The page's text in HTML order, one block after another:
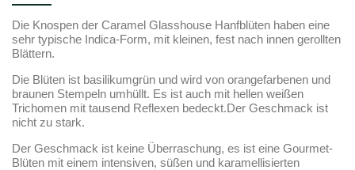
Die Knospen der Caramel Glasshouse Hanfblüten haben eine
sehr typische Indica-Form, mit kleinen, fest nach innen gerollten
Blättern.
Die Blüten ist basilikumgrün und wird von orangefarbenen und
braunen Stempeln umhüllt. Es ist auch mit hellen weißen
Trichomen mit tausend Reflexen bedeckt.Der Geschmack ist
nicht zu stark.
Der Geschmack ist keine Überraschung, es ist eine Gourmet-
Blüten mit einem intensiven, süßen und karamellisierten